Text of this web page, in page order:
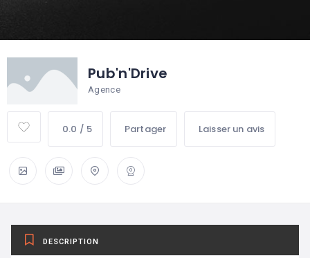
Pub'n'Drive
Agence
0.0 / 5 Partager Laisser un avis
DESCRIPTION